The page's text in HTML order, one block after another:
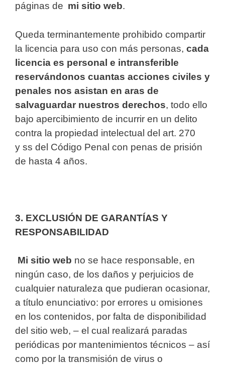
páginas de mi sitio web.
Queda terminantemente prohibido compartir
la licencia para uso con más personas, cada
licencia es personal e intransferible
reservándonos cuantas acciones civiles y
penales nos asistan en aras de
salvaguardar nuestros derechos, todo ello
bajo apercibimiento de incurrir en un delito
contra la propiedad intelectual del art. 270
y ss del Código Penal con penas de prisión
de hasta 4 años.
3. EXCLUSIÓN DE GARANTÍAS Y
RESPONSABILIDAD
Mi sitio web no se hace responsable, en
ningún caso, de los daños y perjuicios de
cualquier naturaleza que pudieran ocasionar,
a título enunciativo: por errores u omisiones
en los contenidos, por falta de disponibilidad
del sitio web, – el cual realizará paradas
periódicas por mantenimientos técnicos – así
como por la transmisión de virus o